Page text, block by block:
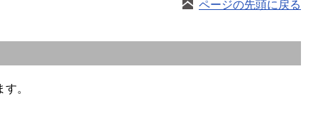
ページの先頭に戻る
。